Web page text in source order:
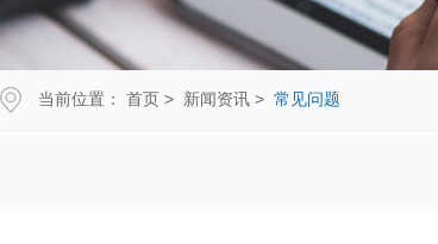
当前位置： 首页 > 新闻资讯 > 常见问题